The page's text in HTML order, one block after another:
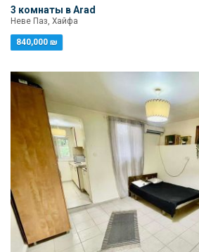
3 комнаты в Arad
Неве Паз, Хайфа
840,000 ₪